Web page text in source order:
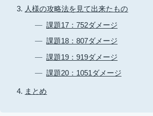
人様の攻略法を見て出来たもの
課題17：752ダメージ
課題18：807ダメージ
課題19：919ダメージ
課題20：1051ダメージ
まとめ